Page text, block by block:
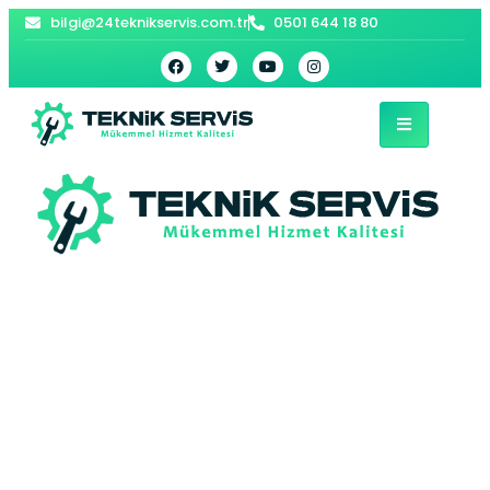
bilgi@24teknikservis.com.tr 0501 644 18 80